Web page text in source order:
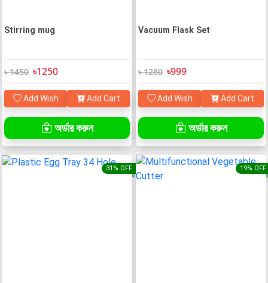
Stirring mug
৳ 1450 ৳1250
Add Wish Add Cart
অর্ডার করুন
Vacuum Flask Set
৳ 1280 ৳999
Add Wish Add Cart
অর্ডার করুন
31% OFF 19% OFF